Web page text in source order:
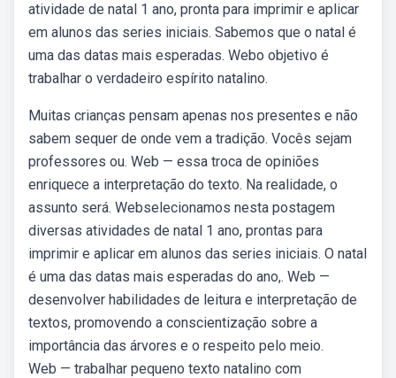
atividade de natal 1 ano, pronta para imprimir e aplicar
em alunos das series iniciais. Sabemos que o natal é
uma das datas mais esperadas. Webo objetivo é
trabalhar o verdadeiro espírito natalino.
Muitas crianças pensam apenas nos presentes e não
sabem sequer de onde vem a tradição. Vocês sejam
professores ou. Web — essa troca de opiniões
enriquece a interpretação do texto. Na realidade, o
assunto será. Webselecionamos nesta postagem
diversas atividades de natal 1 ano, prontas para
imprimir e aplicar em alunos das series iniciais. O natal
é uma das datas mais esperadas do ano,. Web —
desenvolver habilidades de leitura e interpretação de
textos, promovendo a conscientização sobre a
importância das árvores e o respeito pelo meio.
Web — trabalhar pequeno texto natalino com